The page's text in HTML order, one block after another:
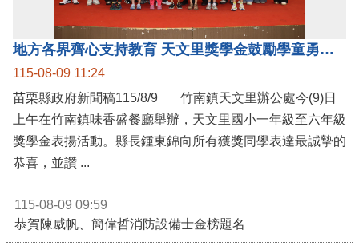
地方各界齊心支持教育 天文里獎學金鼓勵學童勇敢追夢
115-08-09 11:24
苗栗縣政府新聞稿115/8/9 竹南鎮天文里辦公處今(9)日
上午在竹南鎮味香盛餐廳舉辦，天文里國小一年級至六年級
獎學金表揚活動。縣長鍾東錦向所有獲獎同學表達最誠摯的
恭喜，並讚 ...
115-08-09 09:59
恭賀陳威帆、簡偉哲消防設備士金榜題名